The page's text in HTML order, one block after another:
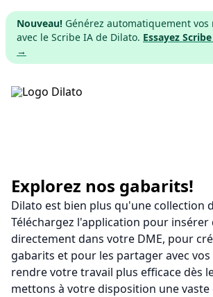
Nouveau! Générez automatiquement
avec le Scribe IA de Dilato. Essayez
→
Tarifs
Télécharger
App web
S'inscrire
Explorez nos gabarits!
Dilato est bien plus qu'une collection
Téléchargez l'application pour insérer
directement dans votre DME, pour
gabarits et pour les partager avec
rendre votre travail plus efficace dès
mettons à votre disposition une